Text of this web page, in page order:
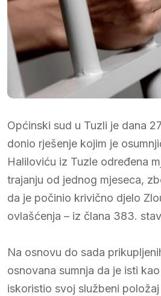
Općinski sud u Tuzli je dana
donio rješenje kojim je
Haliloviću iz Tuzle određena
trajanju od jednog mjeseca,
da je počinio krivično djelo
ovlašćenja – iz člana 383.
Na osnovu do sada
osnovana sumnja da je isti
iskoristio svoj službeni